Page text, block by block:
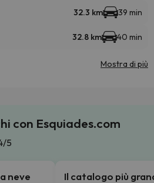
32.3 km 39 min
32.8 km 40 min
Mostra di più
con Esquiades.com
5
neve Il catalogo più